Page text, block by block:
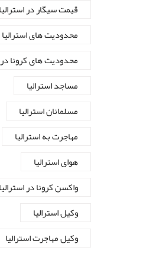
قیمت سیگار در استرالیا
محدودیت های استرالیا
محدودیت های کرونا در
مساجد استرالیا
مسلمانان استرالیا
مهاجرت به استرالیا
هوای استرالیا
واکسن کرونا در استرالیا
وکیل استرالیا
وکیل مهاجرت استرالیا